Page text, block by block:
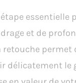
essentielle
et de
retouche
délicatement le